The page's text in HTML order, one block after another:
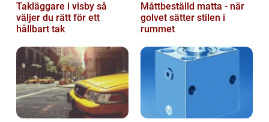
Takläggare i visby så
väljer du rätt för ett
hållbart tak
Måttbeställd matta - när
golvet sätter stilen i
rummet